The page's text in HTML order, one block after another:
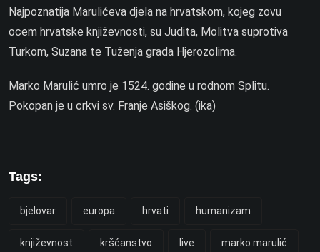
Najpoznatija Marulićeva djela na hrvatskom, kojeg zovu
ocem hrvatske književnosti, su Judita, Molitva suprotiva
Turkom, Suzana te Tuženja grada Hjerozolima.
Marko Marulić umro je 1524. godine u rodnom Splitu.
Pokopan je u crkvi sv. Franje Asiškog. (ika)
Tags:
bjelovar europa hrvati humanizam
književnost kršćanstvo live marko marulić